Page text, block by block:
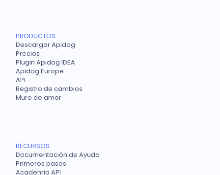
PRODUCTOS
Descargar Apidog
Precios
Plugin Apidog IDEA
Apidog Europe
API
Registro de cambios
Muro de amor
RECURSOS
Documentación de Ayuda
Primeros pasos
Academia API